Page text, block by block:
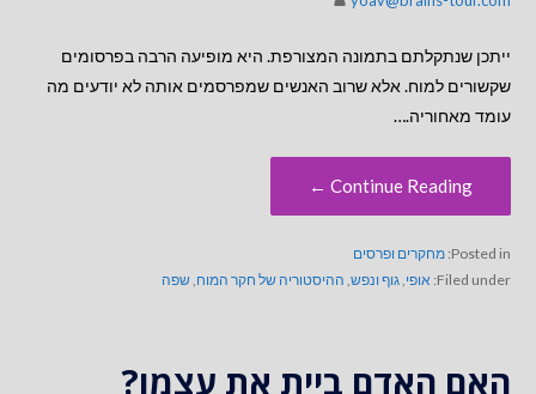
ייתכן שנתקלתם בתמונה המצורפת. היא מופיעה הרבה בפרסומים
שקשורים למוח. אלא שרוב האנשים שמפרסמים אותה לא יודעים מה
עומד מאחוריה.…
Continue Reading ←
Posted in: מחקרים ופרסים
Filed under: אופי,גוף ונפש, ההיסטוריה של חקר המוח,שפה
האם האדם ביית את עצמו?